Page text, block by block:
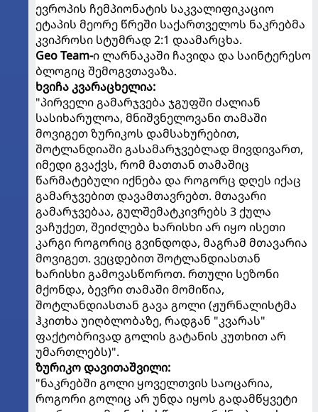
ევროპის ჩემპიონატის საკვალიფიკაციო
ეტაპის მეორე წრეში საქართველოს ნაკრებმა
კვიპროსი სტუმრად 2:1 დაამარცხა.
Geo Team-ი ლარნაკაში ჩავიდა და საინტერესო
ბლოგიც შემოგვთავაზა.
ხვიჩა კვარაცხელია:
"პირველი გამარჯვება ჯგუფში ძალიან
სასიხარულოა, მნიშვნელოვანი თამაში
მოვიგეთ ზურიკოს დამსახურებით,
შოტლანდიაში გასამარჯვებლად მივდივართ,
იმედი გვაქვს, რომ მათთან თამაშიც
წარმატებული იქნება და როგორც დღეს იქაც
გამარჯვებით დავამთავრებთ. მთავარი
გამარჯვებაა, გულშემატკივრებს 3 ქულა
ვაჩუქეთ, შეიძლება ხარისხი არ იყო ისეთი
კარგი როგორიც გვინდოდა, მაგრამ მთავარია
მოვიგეთ. ვეცდებით შოტლანდიასთან
ხარისხი გამოვასწოროთ. რთული სეზონი
მქონდა, ბევრი თამაში მომიწია,
შოტლანდიასთან გავა გოლი (ჟურნალისტმა
ჰკითხა უიღბლობაზე, რადგან "კვარას"
ფაქტობრივად გოლის გატანის კუთხით არ
უმართლებს)".
ზურიკო დავითაშვილი:
"ნაკრებში გოლი ყოველთვის საოცარია,
როგორი გოლიც არ უნდა იყოს გადამწყვეტი